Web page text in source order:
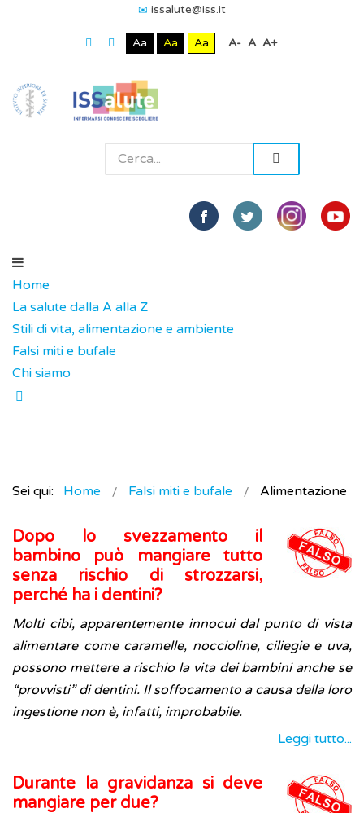
issalute@iss.it
Aa Aa Aa A- A A+
Home
La salute dalla A alla Z
Stili di vita, alimentazione e ambiente
Falsi miti e bufale
Chi siamo
Sei qui: Home Falsi miti e bufale Alimentazione
Dopo lo svezzamento il
bambino può mangiare tutto
senza rischio di strozzarsi,
perché ha i dentini?
Molti cibi, apparentemente innocui dal punto di vista
alimentare come caramelle, noccioline, ciliegie e uva,
possono mettere a rischio la vita dei bambini anche se
“provvisti” di dentini. Il soffocamento a causa della loro
ingestione non è, infatti, improbabile.
Leggi tutto...
Durante la gravidanza si deve
mangiare per due?